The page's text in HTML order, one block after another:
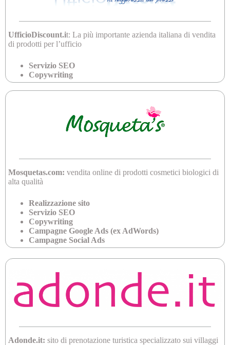
UfficioDiscount.it: La più importante azienda italiana di vendita
di prodotti per l’ufficio
Servizio SEO
Copywriting
Mosquetas.com: vendita online di prodotti cosmetici biologici di
alta qualità
Realizzazione sito
Servizio SEO
Copywriting
Campagne Google Ads (ex AdWords)
Campagne Social Ads
Adonde.it: sito di prenotazione turistica specializzato sui villaggi